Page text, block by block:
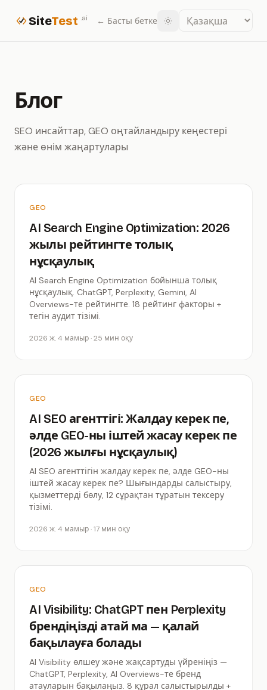
SiteTest .ai ← Басты бетке
Блог
SEO инсайттар, GEO оңтайландыру кеңестері
және өнім жаңартулары
GEO
AI Search Engine Optimization: 2026
жылы рейтингте толық
нұсқаулық
AI Search Engine Optimization бойынша толық
нұсқаулық. ChatGPT, Perplexity, Gemini, AI
Overviews-те рейтингте. 18 рейтинг факторы +
тегін аудит тізімі.
2026 ж. 4 мамыр · 25 мин оқу
GEO
AI SEO агенттігі: Жалдау керек пе,
әлде GEO-ны іштей жасау керек пе
(2026 жылғы нұсқаулық)
AI SEO агенттігін жалдау керек пе, әлде GEO-ны
іштей жасау керек пе? Шығындарды салыстыру,
қызметтерді бөлу, 12 сұрақтан тұратын тексеру
тізімі.
2026 ж. 4 мамыр · 17 мин оқу
GEO
AI Visibility: ChatGPT пен Perplexity
брендіңізді атай ма — қалай
бақылауға болады
AI Visibility өлшеу және жақсартуды үйреніңіз —
ChatGPT, Perplexity, AI Overviews-те бренд
атауларын бақылаңыз. 8 құрал салыстырылды +